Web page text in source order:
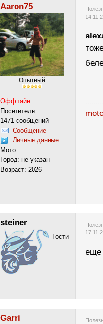
Aaron75
Опытный
Оффлайн
Посетители
1471 сообщений
Сообщение
Личные данные
Мото:
Город: не указан
Возраст: 2026
steiner
Гости
еще
Garri